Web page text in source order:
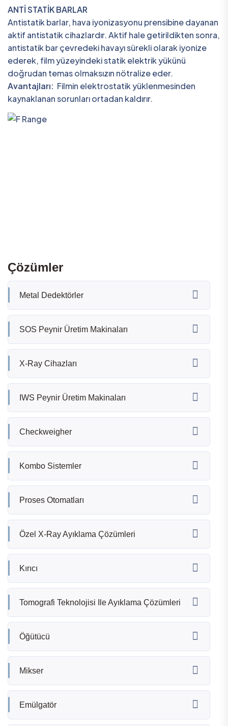
ANTİ STATİK BARLAR
Antistatik barlar, hava iyonizasyonu prensibine dayanan
aktif antistatik cihazlardır. Aktif hale getirildikten sonra,
antistatik bar çevredeki havayı sürekli olarak iyonize
ederek, film yüzeyindeki statik elektrik yükünü
doğrudan temas olmaksızın nötralize eder.
Avantajları: Filmin elektrostatik yüklenmesinden
kaynaklanan sorunları ortadan kaldırır.
Çözümler
Metal Dedektörler
SOS Peynir Üretim Makinaları
X-Ray Cihazları
IWS Peynir Üretim Makinaları
Checkweigher
Kombo Sistemler
Proses Otomatları
Özel X-Ray Ayıklama Çözümleri
Kırıcı
Tomografi Teknolojisi Ile Ayıklama Çözümleri
Öğütücü
Mikser
Emülgatör